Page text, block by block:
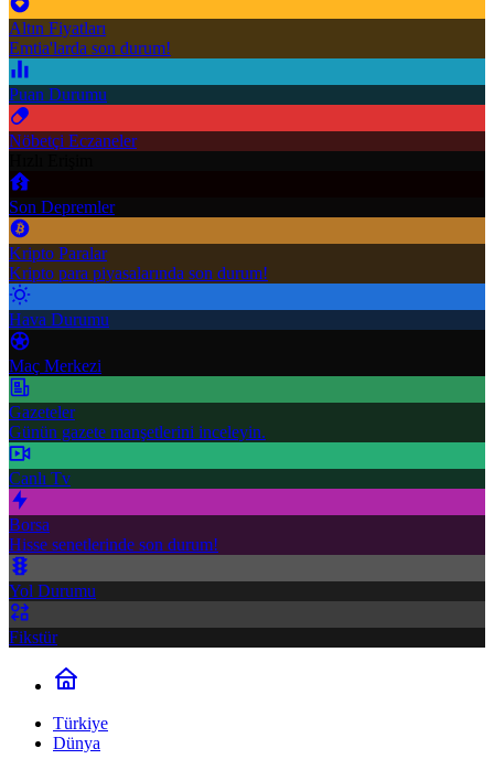
Altın Fiyatları
Emtia'larda son durum!
Puan Durumu
Nöbetçi Eczaneler
Son Depremler
Kripto Paralar
Kripto para piyasalarında son durum!
Hava Durumu
Maç Merkezi
Gazeteler
Günün gazete manşetlerini inceleyin.
Canlı Tv
Borsa
Hisse senetlerinde son durum!
Yol Durumu
Fikstür
Türkiye
Dünya